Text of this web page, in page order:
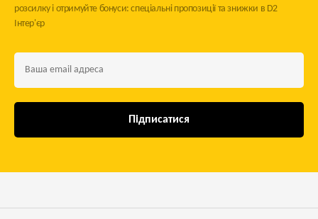
розсилку і отримуйте бонуси: спеціальні пропозиції та знижки в D2
Інтер'єр
Підписатися